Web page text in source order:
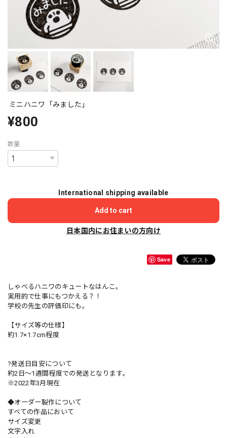
ミニハニワ「みました」
¥800
数量
International shipping available
Add to cart
日本国内にお住まいの方向け
Save
しゃべるハニワのキュートなはんこ。
実用的で仕事にもつかえる？！
学校の先生の評価印にも。
【サイズ等の仕様】
約1.7×1.7cm程度
?発送日目安について
約2日〜1週間程度での発送となります。
※2022年3月現在
◆オーダー製作について
すべての作品において
サイズ変更
文字入れ